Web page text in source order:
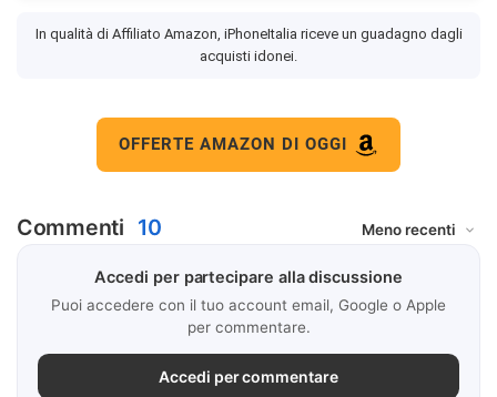
In qualità di Affiliato Amazon, iPhoneItalia riceve un guadagno dagli
acquisti idonei.
OFFERTE AMAZON DI OGGI
Commenti 10
Accedi per partecipare alla discussione
Puoi accedere con il tuo account email, Google o Apple
per commentare.
Accedi per commentare